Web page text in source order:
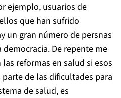
ejemplo, usuarios de
que han sufrido
un gran número de persnas
De repente me
reformas en salud si esos
de las dificultades para
de salud, es